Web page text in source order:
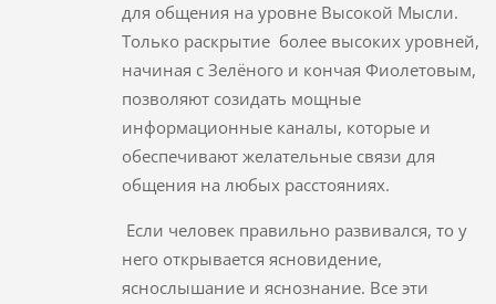
для общения на уровне Высокой Мысли.
Только раскрытие более высоких уровней,
начиная с Зелёного и кончая Фиолетовым,
позволяют созидать мощные
информационные каналы, которые и
обеспечивают желательные связи для
общения на любых расстояниях.
Если человек правильно развивался, то у
него открывается ясновидение,
яснослышание и яснознание. Все эти